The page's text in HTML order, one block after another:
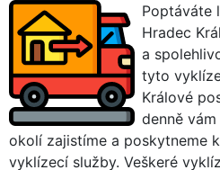
Poptáváte
Hradec
a
tyto
Králové
denně
okolí zajistíme a poskytneme
vyklízecí služby. Veškeré